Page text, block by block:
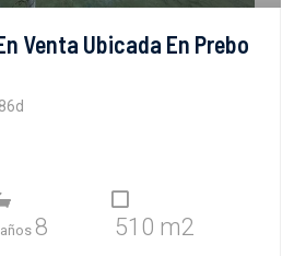
Venta Ubicada En Prebo
8 510 m2